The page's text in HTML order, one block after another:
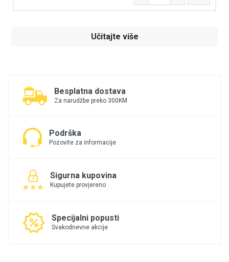
Učitajte više
Besplatna dostava
Za narudžbe preko 300KM
Podrška
Pozovite za informacije
Sigurna kupovina
Kupujete provjereno
Specijalni popusti
Svakodnevne akcije